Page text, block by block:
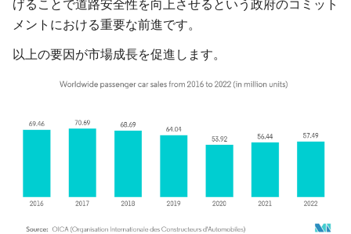
げることで道路安全性を向上させるという政府のコミット
メントにおける重要な前進です。
以上の要因が市場成長を促進します。